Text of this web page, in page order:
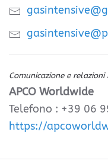
Comunicazione e
APCO Worldwide
Telefono : +39 06
https://